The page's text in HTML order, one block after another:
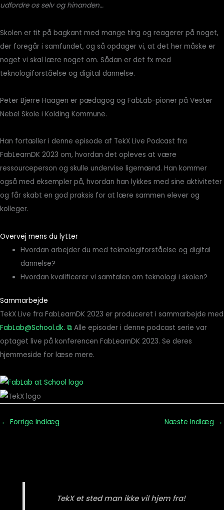
udfordre os selv og hinanden…
Skolen er tit på bagkant med mange ting og reagerer på noget,
der foregår i samfundet, og så opdager vi, at det her måske er
noget vi skal lære noget om. Sådan er det fx med
teknologiforståelse og digital dannelse.
Peter Bjerre Haagen er pædagog og FabLab-pioner på Vester
Nebel Skole i Kolding Kommune.
Han fortæller i denne episode af TekX Live Podcast fra
FabLearnDK 2023 om, hvordan det opleves at være
ressourceperson og skulle undervise ligemænd. Han kommer
også med eksempler på, hvordan han lykkes med sine aktiviteter
og får skabt en god praksis for at lære sammen elever og
kolleger.
Overvej mens du lytter
Hvordan arbejder du med teknologiforståelse og digital
dannelse?
Hvordan kvalificerer vi samtalen om teknologi i skolen?
Sammarbejde
TekX Live fra FabLearnDK 2023 er produceret i sammarbejde med
FabLab@School.dk. ⧉ Alle episoder i denne podcast serie var
optaget live på konferencen FabLearnDK 2023. Se deres
hjemmeside for læse mere.
← Forrige Indlæg Næste Indlæg →
TekX et sted man ikke vil hjem fra!